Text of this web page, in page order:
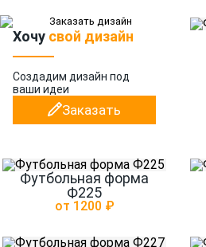
Хочу свой дизайн
Создадим дизайн под
ваши идеи
Заказать
Футбольная форма
Ф225
от 1200 ₽